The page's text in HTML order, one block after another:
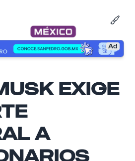
Ad
EXIGE
A